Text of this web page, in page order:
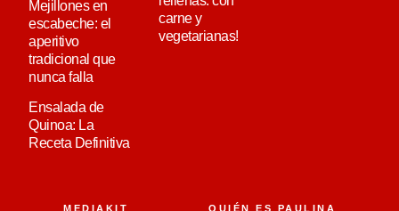
Mejillones en
escabeche: el
aperitivo
tradicional que
nunca falla
Ensalada de
Quinoa: La
Receta Definitiva
carne y
vegetarianas!
MEDIAKIT QUIÉN ES PAULINA